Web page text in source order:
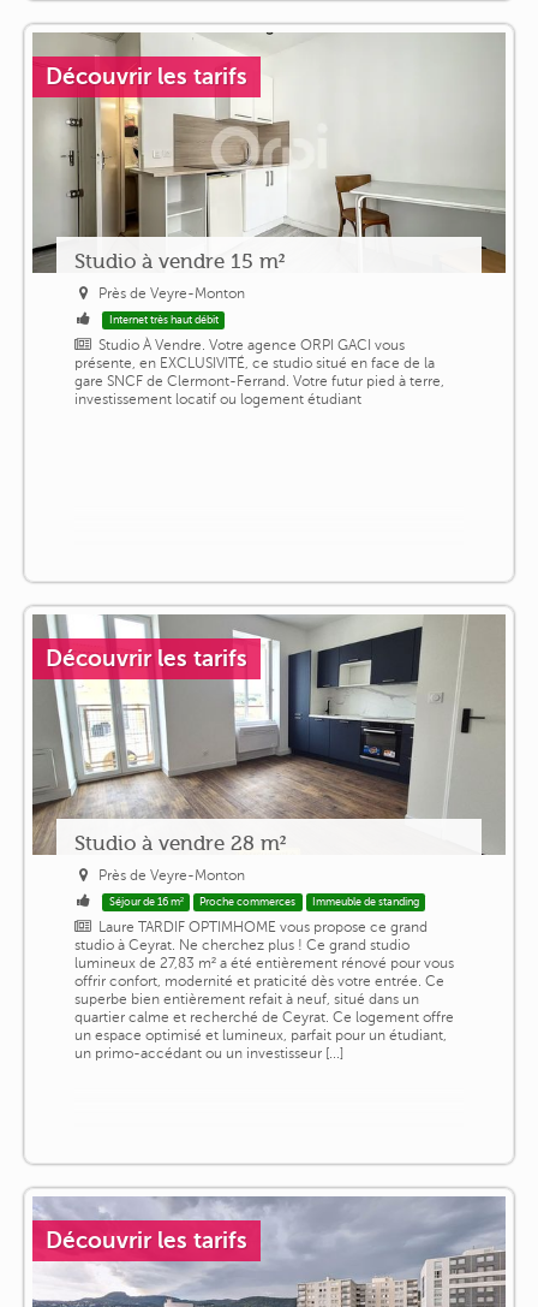
Découvrir les tarifs
Studio à vendre 15 m²
Près de Veyre-Monton
Internet très haut débit
Studio À Vendre. Votre agence ORPI GACI vous
présente, en EXCLUSIVITÉ, ce studio situé en face de la
gare SNCF de Clermont-Ferrand. Votre futur pied à terre,
investissement locatif ou logement étudiant
Découvrir les tarifs
Studio à vendre 28 m²
Près de Veyre-Monton
Séjour de 16 m² Proche commerces Immeuble de standing
Laure TARDIF OPTIMHOME vous propose ce grand
studio à Ceyrat. Ne cherchez plus ! Ce grand studio
lumineux de 27,83 m² a été entièrement rénové pour vous
offrir confort, modernité et praticité dès votre entrée. Ce
superbe bien entièrement refait à neuf, situé dans un
quartier calme et recherché de Ceyrat. Ce logement offre
un espace optimisé et lumineux, parfait pour un étudiant,
un primo-accédant ou un investisseur [...]
Découvrir les tarifs